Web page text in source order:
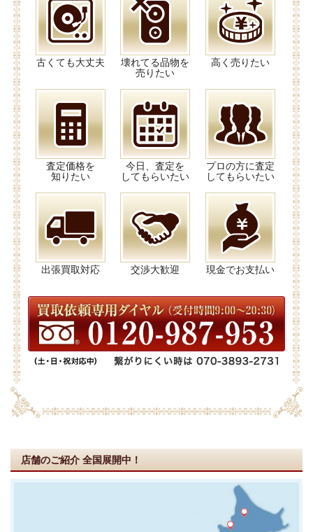
古くても大丈夫
壊れてる品物を
売りたい
高く売りたい
査定価格を
知りたい
今日、査定を
してもらいたい
プロの方に査定
してもらいたい
出張買取対応 交渉大歓迎 現金でお支払い
店舗のご紹介 全国展開中！